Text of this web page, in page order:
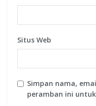
Situs Web
Simpan nama,
peramban ini